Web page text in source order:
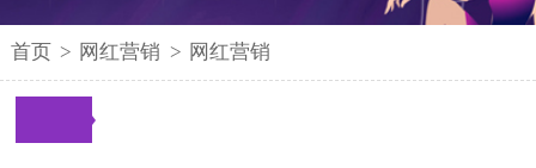
首页 > 网红营销 > 网红营销